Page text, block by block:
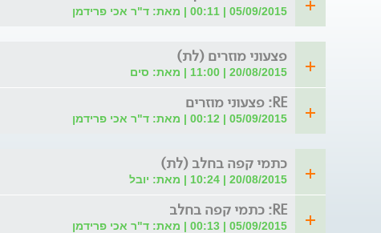
05/09/2015 | 00:11 | מאת: ד"ר אכי פרידמן
פצעוני מוזרים (לת)
20/08/2015 | 11:00 | מאת: סים
RE: פצעוני מוזרים
05/09/2015 | 00:12 | מאת: ד"ר אכי פרידמן
כתמי קפה בחלב (לת)
20/08/2015 | 10:24 | מאת: יובל
RE: כתמי קפה בחלב
05/09/2015 | 00:13 | מאת: ד"ר אכי פרידמן